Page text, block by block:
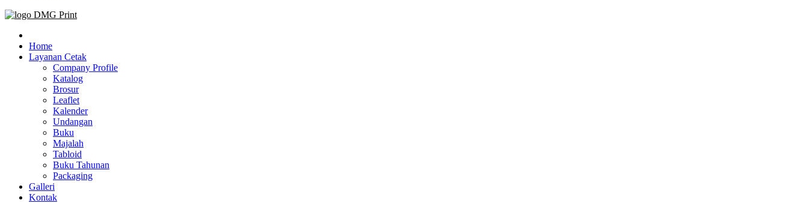
Jasa Cetak Online DMG Printing
Home
Layanan Cetak
Company Profile
Katalog
Brosur
Leaflet
Kalender
Undangan
Buku
Majalah
Tabloid
Buku Tahunan
Packaging
Galleri
Kontak